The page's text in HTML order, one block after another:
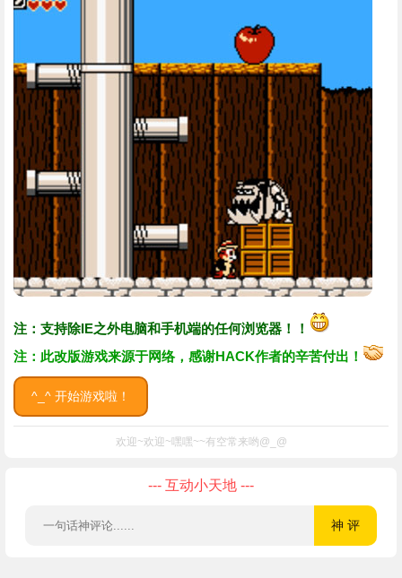
注：支持除IE之外电脑和手机端的任何浏览器！！
注：此改版游戏来源于网络，感谢HACK作者的辛苦付出！
^_^ 开始游戏啦！
欢迎~欢迎~嘿嘿~~有空常来哟@_@
--- 互动小天地 ---